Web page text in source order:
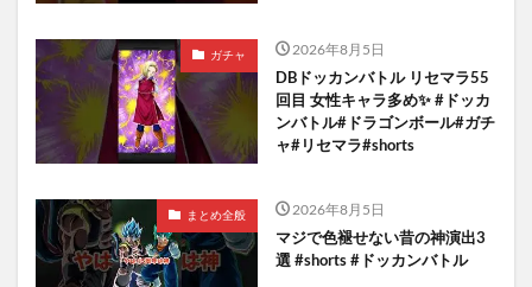
ガチャ 2026年8月5日
DBドッカンバトル リセマラ55
回目 女性キャラ多め✨️ #ドッカ
ンバトル#ドラゴンボール#ガチ
ャ#リセマラ#shorts
まとめ全般 2026年8月5日
マジで色褪せない昔の神演出3
選 #shorts #ドッカンバトル